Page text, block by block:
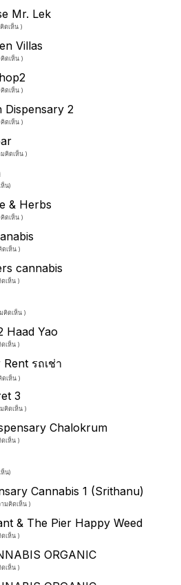
Mr. Lek
ดเห็น )
Villas
ดเห็น )
ดเห็น )
Dispensary 2
ดเห็น )
คิดเห็น )
ห็น)
& Herbs
ดเห็น )
เห็น )
cannabis
เห็น )
คิดเห็น )
Haad Yao
เห็น )
รถเช่า
เห็น )
3
คิดเห็น )
Chalokrum
เห็น )
ห็น)
Cannabis 1 (Srithanu)
มคิดเห็น )
& The Pier Happy Weed
เห็น )
ORGANIC
เห็น )